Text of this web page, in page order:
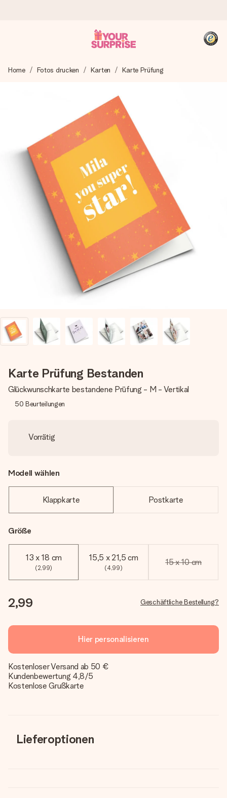
Wir bereiten dein Geschenk sorgfältig vor und schicken es
4,8 (basierend auf +15.000 Bewertungen)
Unsere Geschenke begeistern. Kunden bewerten uns mit
4,8 bei Google Reviews (Gesamtergebnis aller Länder, in
die wir versenden).
+49 39292 929695
Montag - Freitag : 8:30 - 17:00 Uhr
Samstag - Sonntag : 8:30 - 13:00 Uhr
Home Fotos drucken Karten Karte Prüfung
Karte Prüfung Bestanden
Glückwunschkarte bestandene Prüfung - M - Vertikal
50 Beurteilungen
Vorrätig
Modell wählen
Klappkarte Postkarte
Größe
13 x 18 cm
(2,99)
15,5 x 21,5 cm
(4,99)
15 x 10 cm
2,99 Geschäftliche Bestellung?
Hier personalisieren
Kostenloser Versand ab 50 €
Kundenbewertung 4,8/5
Kostenlose Grußkarte
Lieferoptionen